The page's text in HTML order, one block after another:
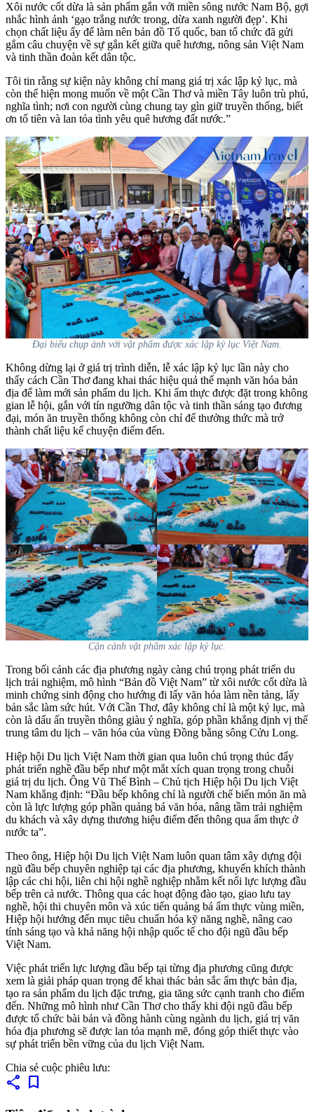
Xôi nước cốt dừa là sản phẩm gắn với miền sông nước Nam Bộ, gợi
nhắc hình ảnh ‘gạo trắng nước trong, dừa xanh người đẹp’. Khi
chọn chất liệu ấy để làm nên bản đồ Tổ quốc, ban tổ chức đã gửi
gắm câu chuyện về sự gắn kết giữa quê hương, nông sản Việt Nam
và tinh thần đoàn kết dân tộc.
Tôi tin rằng sự kiện này không chỉ mang giá trị xác lập kỷ lục, mà
còn thể hiện mong muốn về một Cần Thơ và miền Tây luôn trù phú,
nghĩa tình; nơi con người cùng chung tay gìn giữ truyền thống, biết
ơn tổ tiên và lan tỏa tình yêu quê hương đất nước.”
Đại biểu chụp ảnh với vật phẩm được xác lập kỷ lục Việt Nam.
Không dừng lại ở giá trị trình diễn, lễ xác lập kỷ lục lần này cho
thấy cách Cần Thơ đang khai thác hiệu quả thế mạnh văn hóa bản
địa để làm mới sản phẩm du lịch. Khi ẩm thực được đặt trong không
gian lễ hội, gắn với tín ngưỡng dân tộc và tinh thần sáng tạo đương
đại, món ăn truyền thống không còn chỉ để thưởng thức mà trở
thành chất liệu kể chuyện điểm đến.
Cận cảnh vật phẩm xác lập kỷ lục.
Trong bối cảnh các địa phương ngày càng chú trọng phát triển du
lịch trải nghiệm, mô hình “Bản đồ Việt Nam” từ xôi nước cốt dừa là
minh chứng sinh động cho hướng đi lấy văn hóa làm nền tảng, lấy
bản sắc làm sức hút. Với Cần Thơ, đây không chỉ là một kỷ lục, mà
còn là dấu ấn truyền thông giàu ý nghĩa, góp phần khẳng định vị thế
trung tâm du lịch – văn hóa của vùng Đồng bằng sông Cửu Long.
Hiệp hội Du lịch Việt Nam thời gian qua luôn chú trọng thúc đẩy
phát triển nghề đầu bếp như một mắt xích quan trọng trong chuỗi
giá trị du lịch. Ông Vũ Thế Bình – Chủ tịch Hiệp hội Du lịch Việt
Nam khẳng định: “Đầu bếp không chỉ là người chế biến món ăn mà
còn là lực lượng góp phần quảng bá văn hóa, nâng tầm trải nghiệm
du khách và xây dựng thương hiệu điểm đến thông qua ẩm thực ở
nước ta”.
Theo ông, Hiệp hội Du lịch Việt Nam luôn quan tâm xây dựng đội
ngũ đầu bếp chuyên nghiệp tại các địa phương, khuyến khích thành
lập các chi hội, liên chi hội nghề nghiệp nhằm kết nối lực lượng đầu
bếp trên cả nước. Thông qua các hoạt động đào tạo, giao lưu tay
nghề, hội thi chuyên môn và xúc tiến quảng bá ẩm thực vùng miền,
Hiệp hội hướng đến mục tiêu chuẩn hóa kỹ năng nghề, nâng cao
tính sáng tạo và khả năng hội nhập quốc tế cho đội ngũ đầu bếp
Việt Nam.
Việc phát triển lực lượng đầu bếp tại từng địa phương cũng được
xem là giải pháp quan trọng để khai thác bản sắc ẩm thực bản địa,
tạo ra sản phẩm du lịch đặc trưng, gia tăng sức cạnh tranh cho điểm
đến. Những mô hình như Cần Thơ cho thấy khi đội ngũ đầu bếp
được tổ chức bài bản và đồng hành cùng ngành du lịch, giá trị văn
hóa địa phương sẽ được lan tỏa mạnh mẽ, đóng góp thiết thực vào
sự phát triển bền vững của du lịch Việt Nam.
Chia sẻ cuộc phiêu lưu:
share bookmark